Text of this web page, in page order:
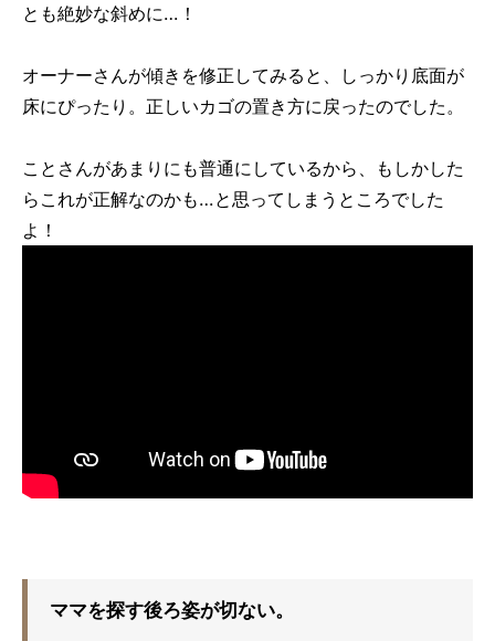
とも絶妙な斜めに…！
オーナーさんが傾きを修正してみると、しっかり底面が
床にぴったり。正しいカゴの置き方に戻ったのでした。
ことさんがあまりにも普通にしているから、もしかした
らこれが正解なのかも…と思ってしまうところでした
よ！
ママを探す後ろ姿が切ない。